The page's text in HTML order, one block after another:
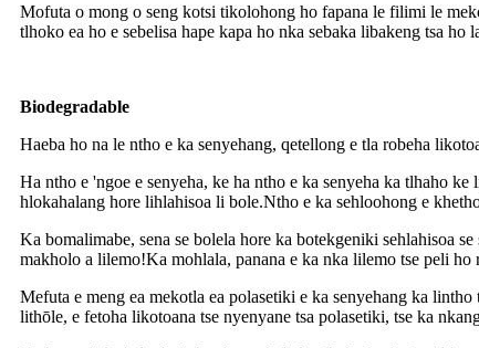
Mofuta o mong o seng kotsi tikolohong ho fapana le filimi le
tlhoko ea ho e sebelisa hape kapa ho nka sebaka libakeng tsa ho
Biodegradable
Haeba ho na le ntho e ka senyehang, qetellong e tla robeha
Ha ntho e 'ngoe e senyeha, ke ha ntho e ka senyeha ka tlhaho
hlokahalang hore lihlahisoa li bole.Ntho e ka sehloohong e
Ka bomalimabe, sena se bolela hore ka botekgeniki sehlahisoa
makholo a lilemo!Ka mohlala, panana e ka nka lilemo tse peli ho
Mefuta e meng ea mekotla ea polasetiki e ka senyehang ka
lithōle, e fetoha likotoana tse nyenyane tsa polasetiki, tse ka